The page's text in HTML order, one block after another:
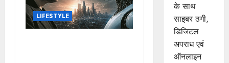
LIFESTYLE
के साथ
साइबर ठगी,
डिजिटल
अपराध एवं
ऑनलाइन